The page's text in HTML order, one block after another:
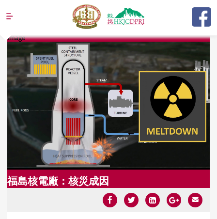
Jump to navigation
o
u
a
r
e
r
e
Image
福島核電廠：核災成因